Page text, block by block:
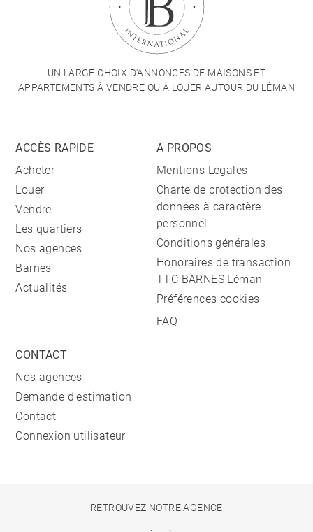
UN LARGE CHOIX D'ANNONCES DE MAISONS ET
APPARTEMENTS À VENDRE OU À LOUER AUTOUR DU LÉMAN
ACCÈS RAPIDE
Acheter
Louer
Vendre
Les quartiers
Nos agences
Barnes
Actualités
A PROPOS
Mentions Légales
Charte de protection des
données à caractère
personnel
Conditions générales
Honoraires de transaction
TTC BARNES Léman
Préférences cookies
FAQ
CONTACT
Nos agences
Demande d'estimation
Contact
Connexion utilisateur
RETROUVEZ NOTRE AGENCE